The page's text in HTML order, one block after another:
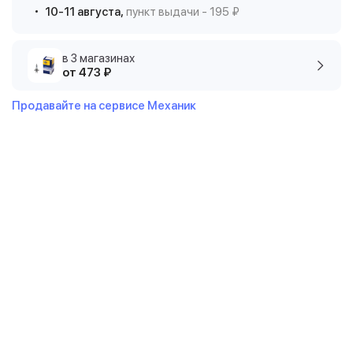
10-11 августа, пункт выдачи - 195 ₽
в 3 магазинах
от 473 ₽
Продавайте на сервисе Механик